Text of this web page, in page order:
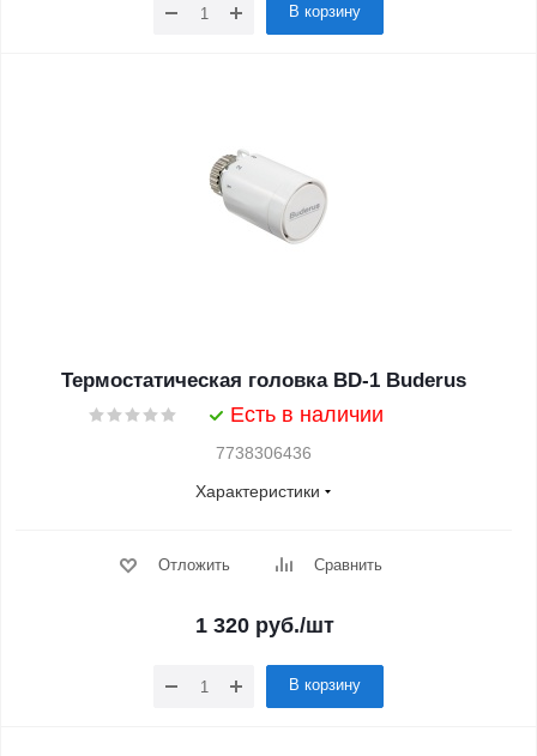
В корзину
Термостатическая головка BD-1 Buderus
Есть в наличии
7738306436
Характеристики
Отложить Сравнить
1 320руб./шт
В корзину